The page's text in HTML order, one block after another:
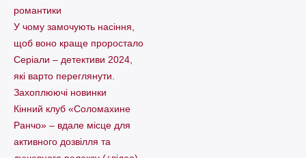
романтики
У чому замочують насіння,
щоб воно краще проростало
Серіали – детективи 2024,
які варто пеpеглянути.
Захоплюючі новинки
Кінний клуб «Соломахине
Ранчо» – вдале місце для
активного дозвілля та